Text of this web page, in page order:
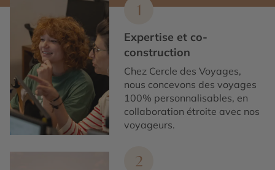
1
Expertise et co-
construction
Chez Cercle des Voyages,
nous concevons des voyages
100% personnalisables, en
collaboration étroite avec nos
voyageurs.
2